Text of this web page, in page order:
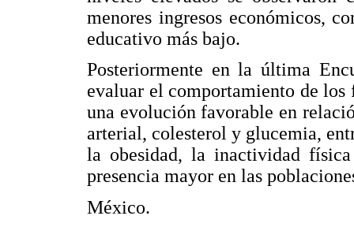
menores ingresos económicos,
educativo más bajo.
Posteriormente en la última
evaluar el comportamiento de los
una evolución favorable en
arterial, colesterol y glucemia,
la obesidad, la inactividad
presencia mayor en las
México.